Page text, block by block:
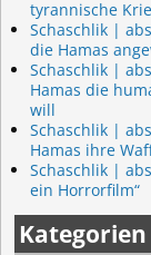
tyrannische
Schaschlik |
die Hamas
Schaschlik |
Hamas die
will
Schaschlik |
Hamas ihre
Schaschlik |
ein Horrorfilm“
Kategorien